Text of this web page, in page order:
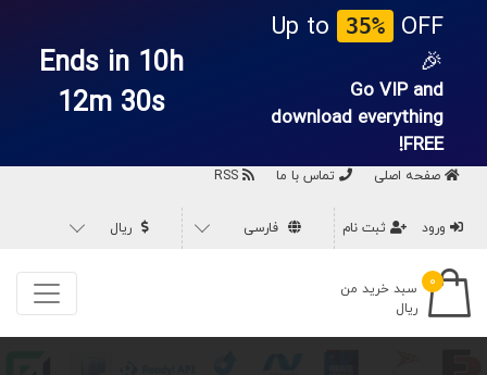
Up to 35%
OFF
🎉
Go VIP and
download everything
FREE!
Ends in 10h
12m 30s
صفحه اصلی تماس با ما
ورود ثبت نام فارسی ریال
۰
سبد خرید من
ریال